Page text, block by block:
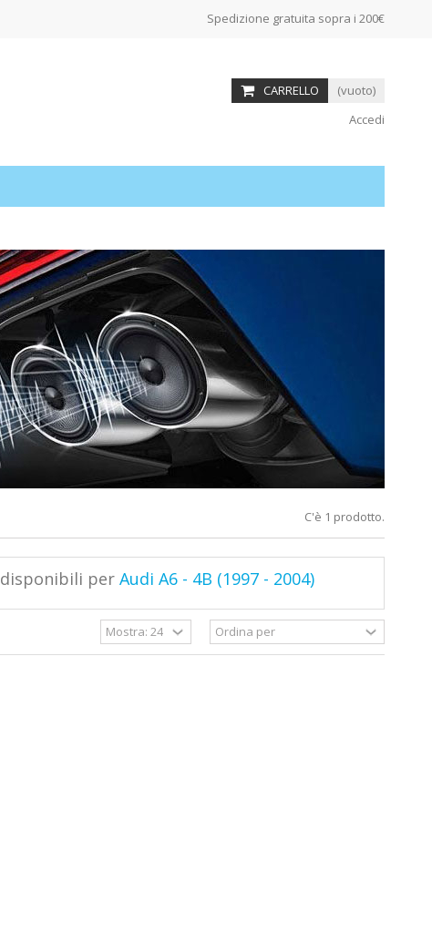
Spedizione gratuita sopra i 200€
CARRELLO
(vuoto)
Accedi
C'è 1 prodotto.
disponibili per Audi A6 - 4B (1997 - 2004)